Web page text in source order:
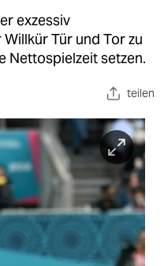
exzessiv
Tür und Tor zu
Nettospielzeit setzen.
teilen